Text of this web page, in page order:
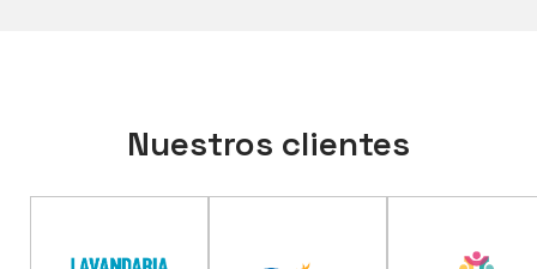
Nuestros clientes